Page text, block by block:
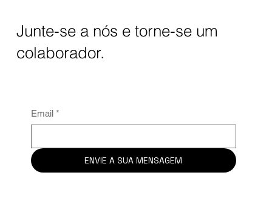
Junte-se a nós e torne-se um
colaborador.
Email *
ENVIE A SUA MENSAGEM